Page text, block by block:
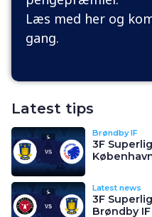
Læs med her og
gang.
Latest tips
Brøndby IF
3F
Latest news
3F
Brøndby